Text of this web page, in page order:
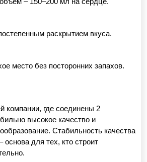
раскрытием вкуса.
место без посторонних запахов.
компании, где соединены 2
высокое качество и
Стабильность качества
основа для тех, кто строит